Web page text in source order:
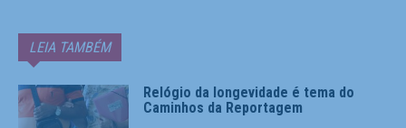
LEIA TAMBÉM
Relógio da longevidade é tema do
Caminhos da Reportagem